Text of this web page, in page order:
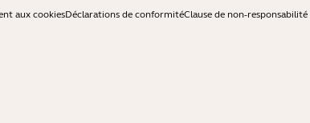
aux cookiesDéclarations de conformitéClause de non-